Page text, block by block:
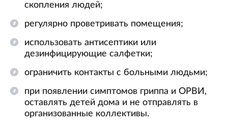
скопления людей;
регулярно проветривать помещения;
использовать антисептики или
дезинфицирующие салфетки;
ограничить контакты с больными людьми;
при появлении симптомов гриппа и ОРВИ,
оставлять детей дома и не отправлять в
организованные коллективы.